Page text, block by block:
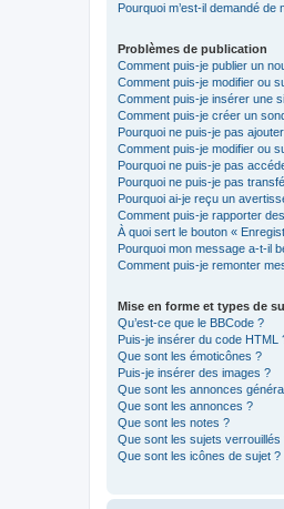
Pourquoi m’est-il demandé
Problèmes de publication
Comment puis-je publier un
Comment puis-je modifier ou
Comment puis-je insérer une
Comment puis-je créer un
Pourquoi ne puis-je pas
Comment puis-je modifier ou
Pourquoi ne puis-je pas
Pourquoi ne puis-je pas
Pourquoi ai-je reçu un
Comment puis-je rapporter
À quoi sert le bouton «
Pourquoi mon message a-t-il
Comment puis-je remonter
Mise en forme et types de
Qu’est-ce que le BBCode ?
Puis-je insérer du code HTML
Que sont les émoticônes ?
Puis-je insérer des images ?
Que sont les annonces
Que sont les annonces ?
Que sont les notes ?
Que sont les sujets verrouillés
Que sont les icônes de sujet ?